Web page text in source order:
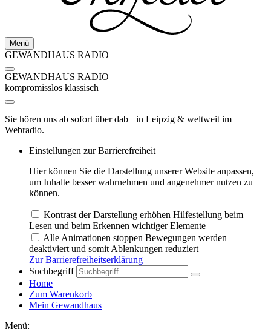
Menü
GEWANDHAUS RADIO
GEWANDHAUS RADIO
kompromisslos klassisch
Sie hören uns ab sofort über dab+ in Leipzig & weltweit im
Webradio.
Einstellungen zur Barrierefreiheit
Hier können Sie die Darstellung unserer Website anpassen,
um Inhalte besser wahrnehmen und angenehmer nutzen zu
können.
Kontrast der Darstellung erhöhen Hilfestellung beim
Lesen und beim Erkennen wichtiger Elemente
Alle Animationen stoppen Bewegungen werden
deaktiviert und somit Ablenkungen reduziert
Zur Barrierefreiheitserklärung
Suchbegriff
Home
Zum Warenkorb
Mein Gewandhaus
Menü: